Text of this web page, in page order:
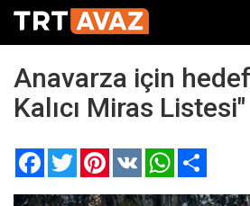
Anavarza için hedef
Kalıcı Miras Listesi"
FacebookTwitterPinterest
VK WhatsApp